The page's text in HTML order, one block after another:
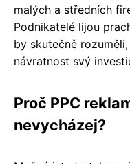
malých a středních
Podnikatelé lijou
by skutečně
návratnost svý
Proč PPC
nevycházej?